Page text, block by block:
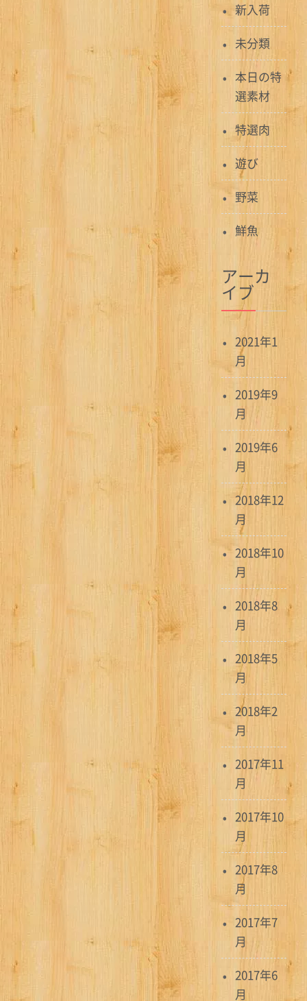
新入荷
未分類
本日の特
選素材
特選肉
遊び
野菜
鮮魚
アーカ
イブ
2021年1
月
2019年9
月
2019年6
月
2018年12
月
2018年10
月
2018年8
月
2018年5
月
2018年2
月
2017年11
月
2017年10
月
2017年8
月
2017年7
月
2017年6
月